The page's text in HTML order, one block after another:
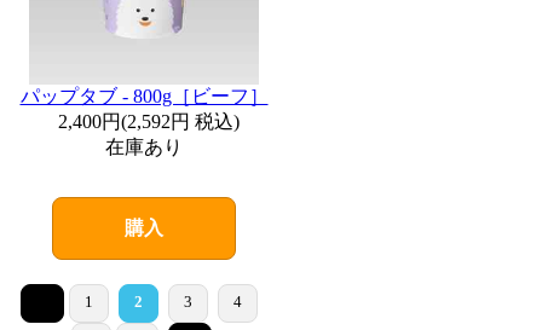
パップタブ - 800g［ビーフ］
2,400円(2,592円 税込)
在庫あり
購入
1 2 3 4